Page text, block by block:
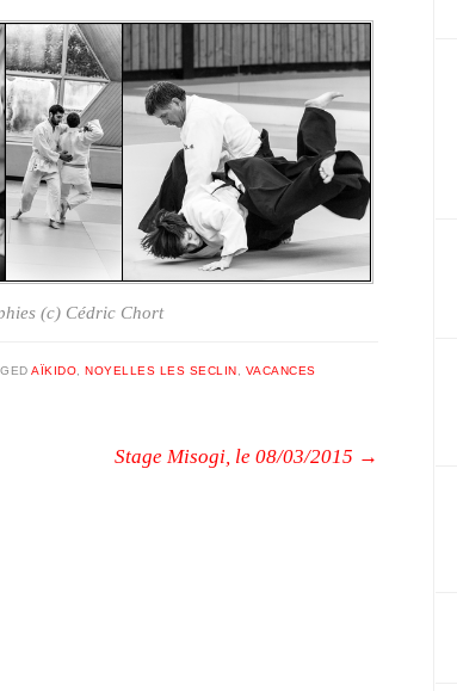
(c) Cédric Chort
AÏKIDO NOYELLES LES SECLIN VACANCES
Stage Misogi, le 08/03/2015 →